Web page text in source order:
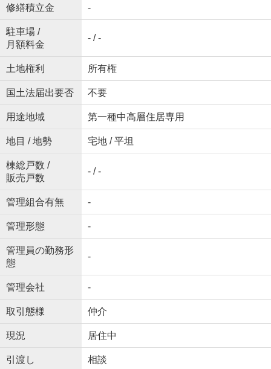
修繕積立金 -
駐車場 /
月額料金
- / -
土地権利 所有権
国土法届出要否 不要
用途地域 第一種中高層住居専用
地目 / 地勢 宅地 / 平坦
棟総戸数 /
販売戸数
- / -
管理組合有無 -
管理形態 -
管理員の勤務形
態
-
管理会社 -
取引態様 仲介
現況 居住中
引渡し 相談